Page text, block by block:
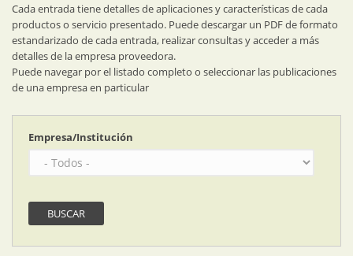
Cada entrada tiene detalles de aplicaciones y características de cada
productos o servicio presentado. Puede descargar un PDF de formato
estandarizado de cada entrada, realizar consultas y acceder a más
detalles de la empresa proveedora.
Puede navegar por el listado completo o seleccionar las publicaciones
de una empresa en particular
Empresa/Institución